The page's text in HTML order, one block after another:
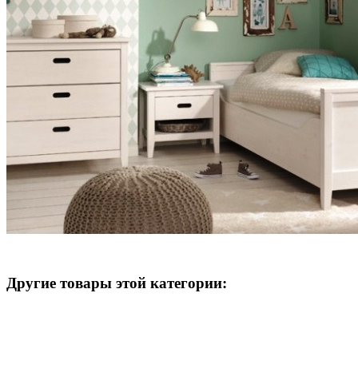
Другие товары этой категории: